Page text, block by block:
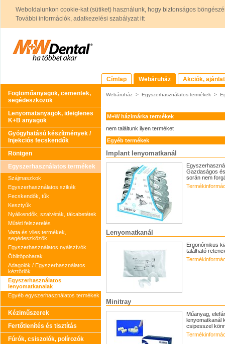
Weboldalunkon cookie-kat (sütiket) használunk, hogy biztonságos
További információk, adatkezelési szabályzat itt
Címlap Webáruház
Akciók,
Fogtömőanyagok, cementek,
segédeszközök
Lenyomatanyagok, ideiglenes
K+B anyagok
Gyógyhatású készítmények /
Injekciós fecskendők
Röntgen
Egyszerhasználatos termékek
Szájmaszkok
Egyszerhasználatos szikék
Fecskendők, tűk
Kesztyűk
Nyálkendők, szalvéták, tálcabetétek
Műtéti felszerelés
Vatta és vlies termékek,
segédeszközök
Egyszerhasználatos nyálszívók
Öblítőpoharak
Adagolók / Egyszerhasználatos
kéztörlők
Egyszerhasználatos
lenyomatkanalak
Egyéb egyszerhasználatos termékek
Kéziműszerek
Fertőtlenítés és tisztítás
Fúrók, csiszolók, polírozók
Webáruház > Egyszerhasználatos termékek >
M+W házimárka termékek
nem találtunk ilyen terméket
Egyéb termékek
Implant lenyomatkanál
Gazdaságos
során nem
Lenyomatkanál
Ergonómikus
található
Minitray
Műanyag,
lenyomatkanál
csipesszel